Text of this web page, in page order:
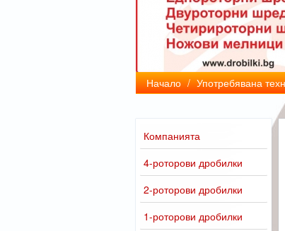
Начало / Употребявана
Компанията
4-роторови дробилки
2-роторови дробилки
1-роторови дробилки